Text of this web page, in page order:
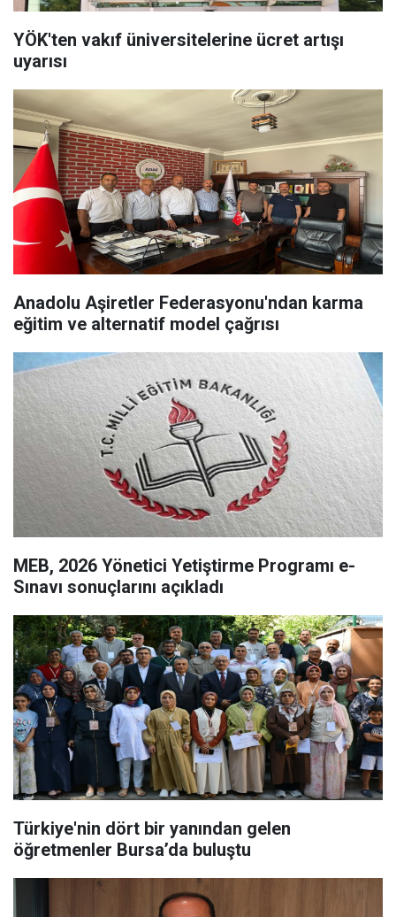
YÖK'ten vakıf üniversitelerine ücret artışı
uyarısı
Anadolu Aşiretler Federasyonu'ndan karma
eğitim ve alternatif model çağrısı
MEB, 2026 Yönetici Yetiştirme Programı e-
Sınavı sonuçlarını açıkladı
Türkiye'nin dört bir yanından gelen
öğretmenler Bursa’da buluştu